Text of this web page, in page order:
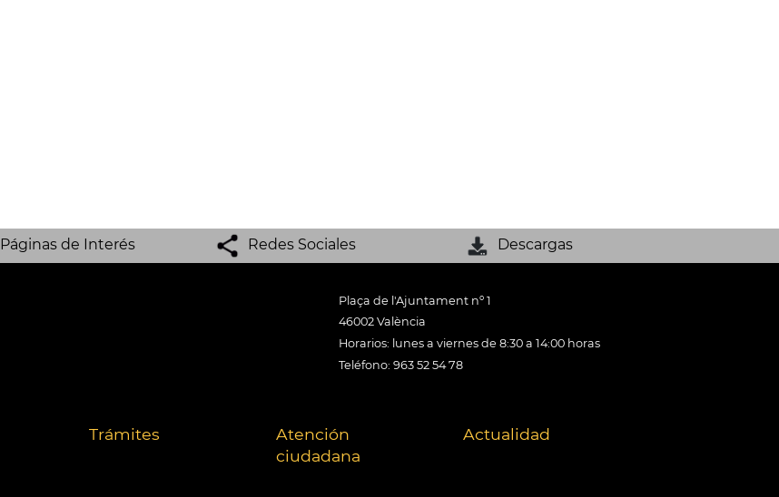
Páginas de Interés Redes Sociales Descargas
Plaça de l'Ajuntament nº 1
46002 València
Horarios: lunes a viernes de 8:30 a 14:00 horas
Teléfono: 963 52 54 78
Trámites
Atención
ciudadana
Actualidad